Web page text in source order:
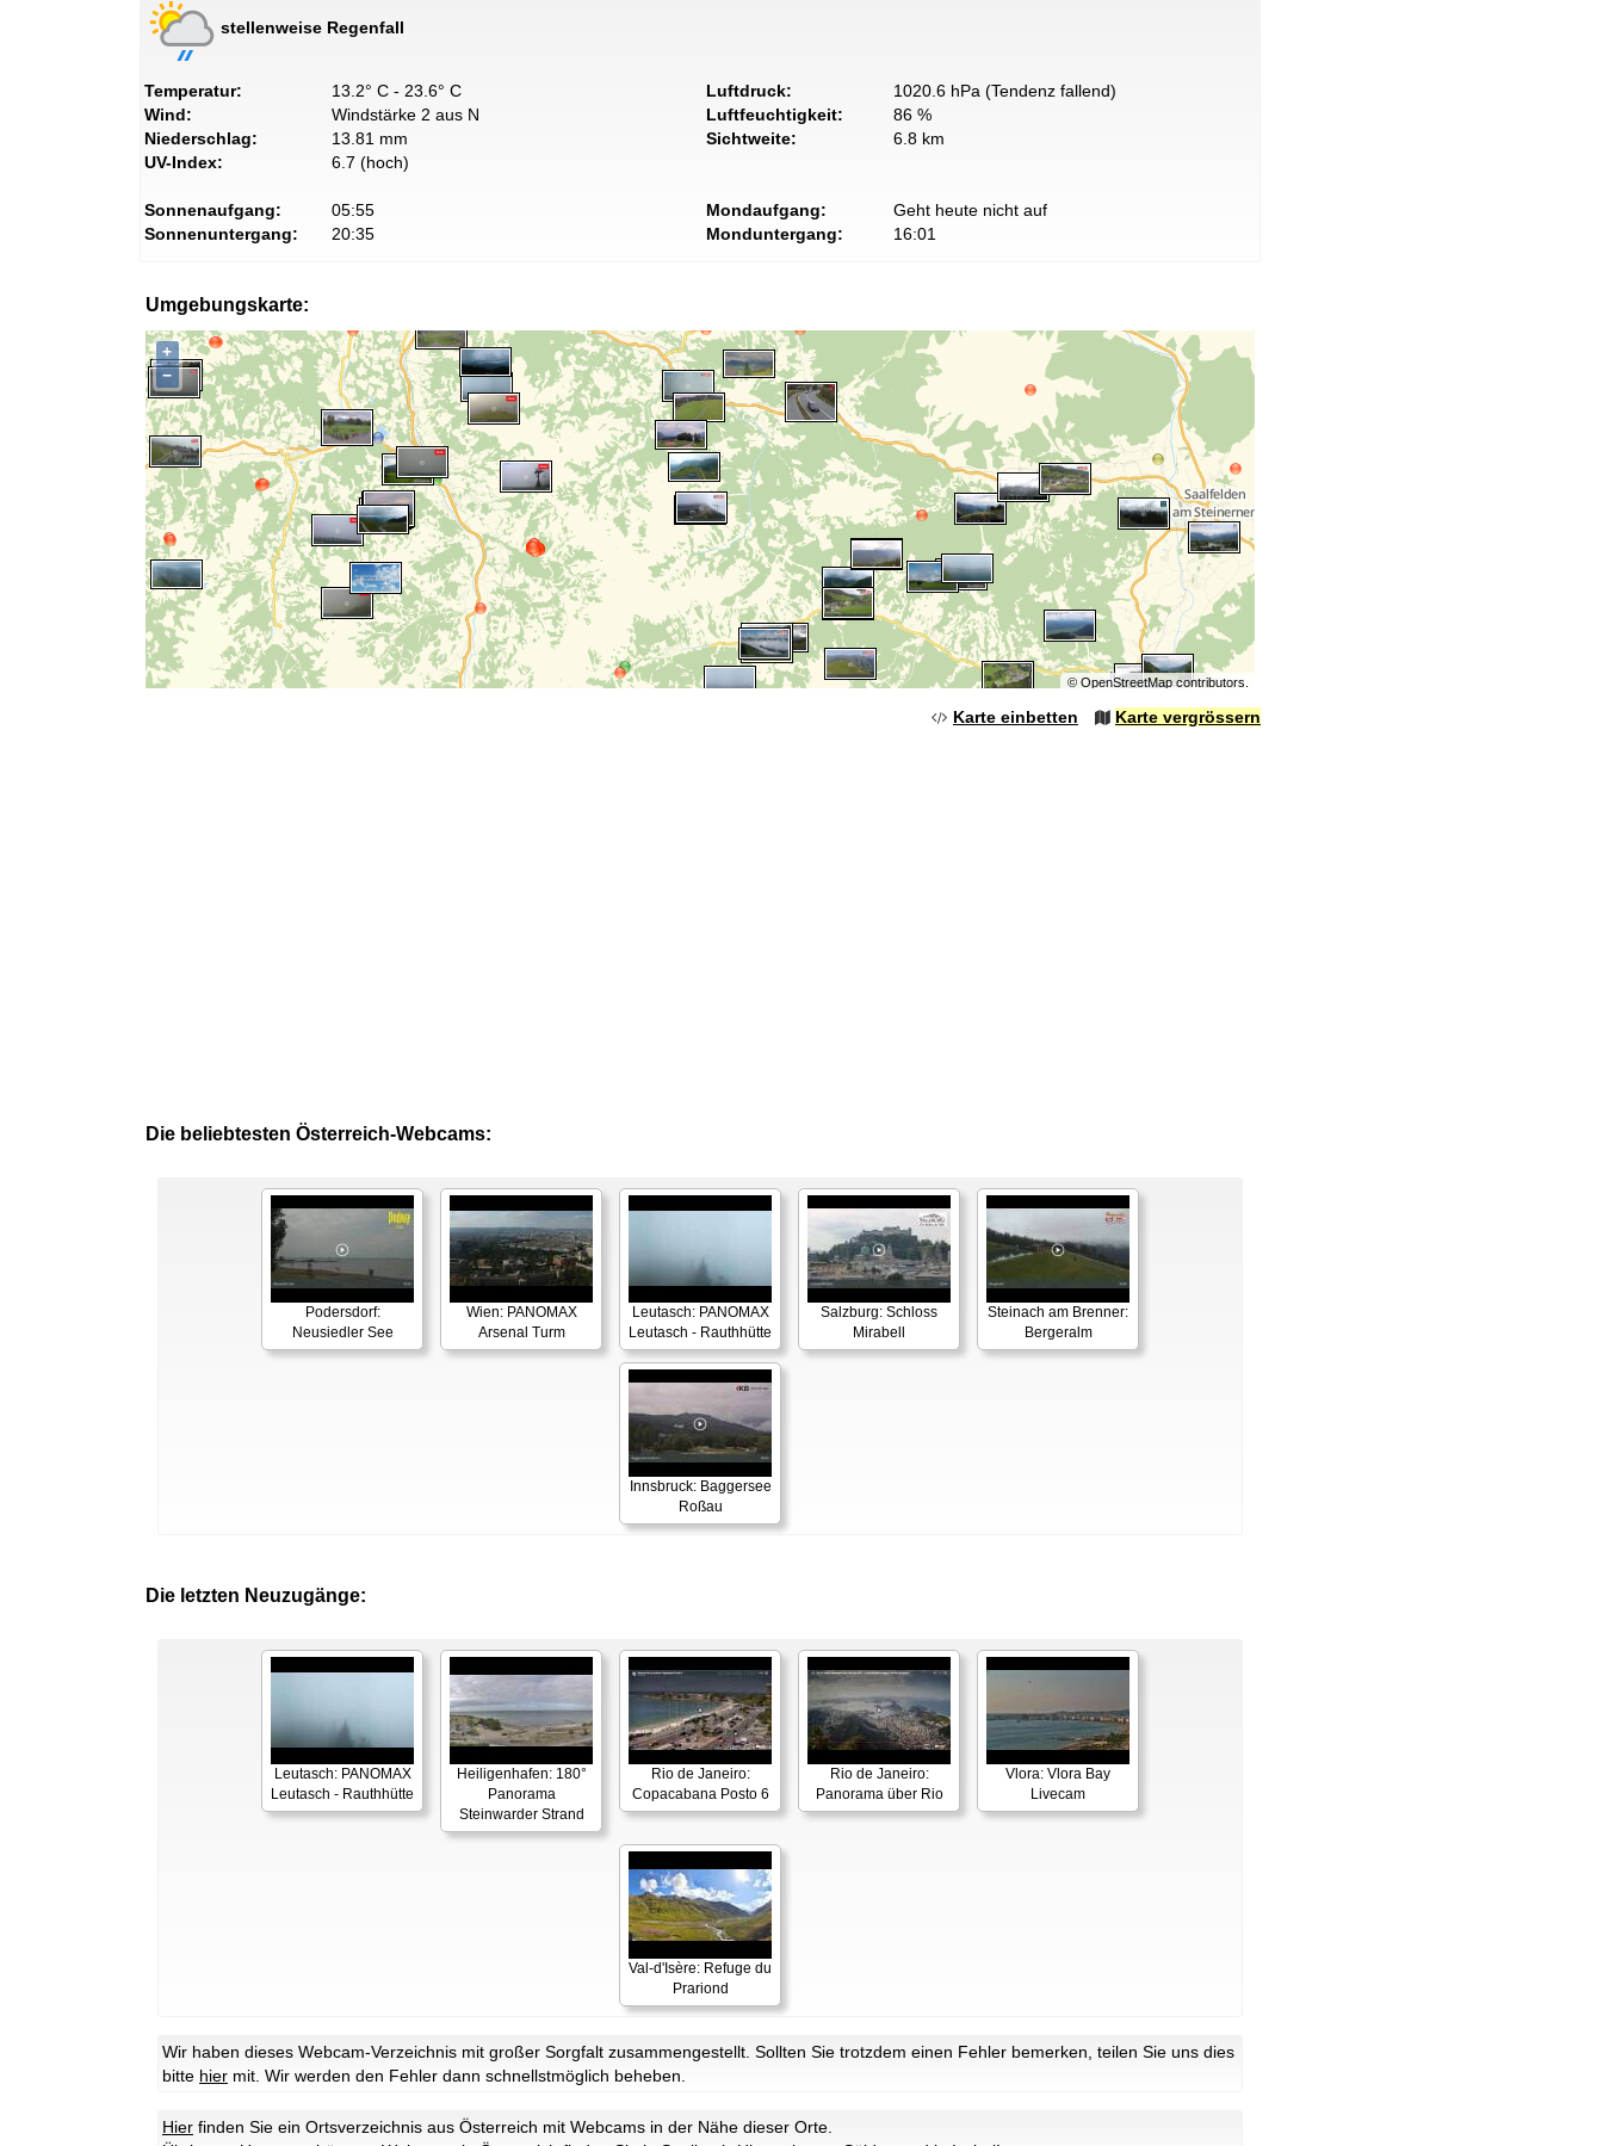
stellenweise Regenfall
Temperatur:
13.2° C - 23.6° C
Wind:
Windstärke 2 aus N
Niederschlag:
13.81 mm
UV-Index:
6.7 (hoch)
Luftdruck:
1020.6 hPa (Tendenz fallend)
Luftfeuchtigkeit:
86 %
Sichtweite:
6.8 km
Sonnenaufgang:
05:55
Sonnenuntergang:
20:35
Mondaufgang:
Geht heute nicht auf
Monduntergang:
16:01
Umgebungskarte:
+
−
© OpenStreetMapcontributors.
Karte einbetten Karte vergrössern
Die beliebtesten Österreich-Webcams:
Podersdorf:
Neusiedler See
Wien: PANOMAX
Arsenal Turm
Leutasch: PANOMAX
Leutasch - Rauthhütte
Salzburg: Schloss
Mirabell
Steinach am Brenner:
Bergeralm
Innsbruck: Baggersee
Roßau
Die letzten Neuzugänge:
Leutasch: PANOMAX
Leutasch - Rauthhütte
Heiligenhafen: 180°
Panorama
Steinwarder Strand
Rio de Janeiro:
Copacabana Posto 6
Rio de Janeiro:
Panorama über Rio
Vlora: Vlora Bay
Livecam
Val-d'Isère: Refuge du
Prariond
Wir haben dieses Webcam-Verzeichnis mit großer Sorgfalt zusammengestellt. Sollten Sie trotzdem einen Fehler bemerken, teilen Sie uns dies
bitte hier mit. Wir werden den Fehler dann schnellstmöglich beheben.
Hier finden Sie ein Ortsverzeichnis aus Österreich mit Webcams in der Nähe dieser Orte.